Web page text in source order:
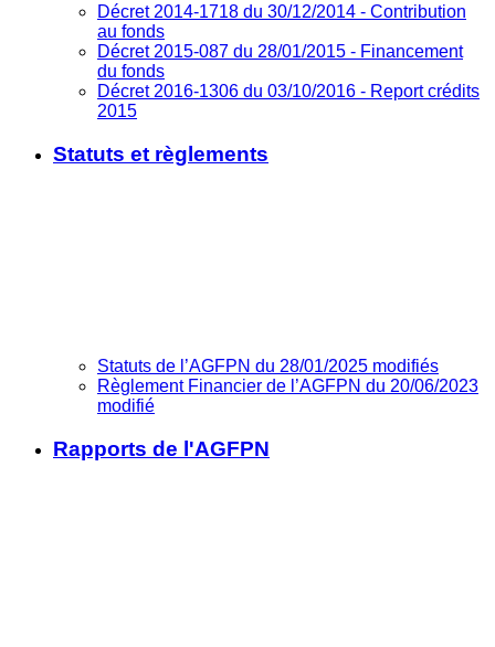
Décret 2014-1718 du 30/12/2014 - Contribution
au fonds
Décret 2015-087 du 28/01/2015 - Financement
du fonds
Décret 2016-1306 du 03/10/2016 - Report crédits
2015
Statuts et règlements
Statuts de l’AGFPN du 28/01/2025 modifiés
Règlement Financier de l’AGFPN du 20/06/2023
modifié
Rapports de l'AGFPN